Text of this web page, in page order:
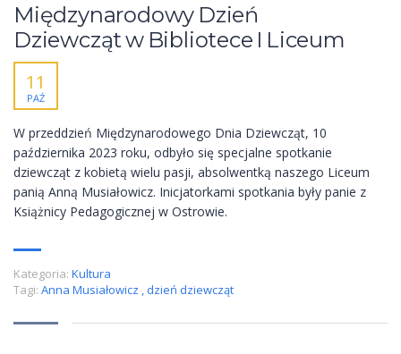
Międzynarodowy Dzień
Dziewcząt w Bibliotece I Liceum
11
PAŹ
W przeddzień Międzynarodowego Dnia Dziewcząt, 10
października 2023 roku, odbyło się specjalne spotkanie
dziewcząt z kobietą wielu pasji, absolwentką naszego Liceum
panią Anną Musiałowicz. Inicjatorkami spotkania były panie z
Książnicy Pedagogicznej w Ostrowie.
Kategoria: Kultura
Tagi: Anna Musiałowicz ,dzień dziewcząt